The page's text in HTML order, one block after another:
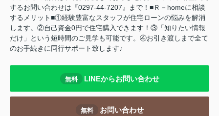
するお問い合わせは『0297-44-7207』まで！■Ｒ－homeに相談
するメリット■①経験豊富なスタッフが住宅ローンの悩みを解消
します。②自己資金0円で住宅購入できます！③「知りたい情報
だけ」という短時間のご見学も可能です。④お引き渡しまで全て
のお手続きに同行サポート致します♪
無料 LINEからお問い合わせ
無料 お問い合わせ